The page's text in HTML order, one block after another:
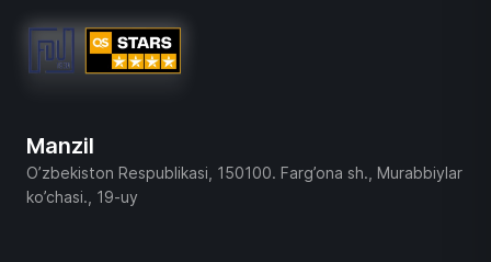
Manzil
O’zbekiston Respublikasi, 150100. Farg’ona sh., Murabbiylar
ko’chasi., 19-uy